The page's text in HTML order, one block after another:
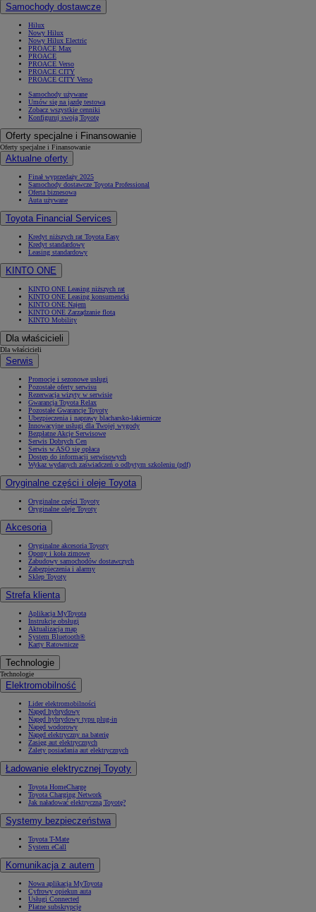
Samochody dostawcze
Hilux
Nowy Hilux
Nowy Hilux Electric
PROACE Max
PROACE
PROACE Verso
PROACE CITY
PROACE CITY Verso
Samochody używane
Umów się na jazdę testową
Zobacz wszystkie cenniki
Konfiguruj swoją Toyotę
Oferty specjalne i Finansowanie
Oferty specjalne i Finansowanie
Aktualne oferty
Finał wyprzedaży 2025
Samochody dostawcze Toyota Professional
Oferta biznesowa
Auta używane
Toyota Financial Services
Kredyt niższych rat Toyota Easy
Kredyt standardowy
Leasing standardowy
KINTO ONE
KINTO ONE Leasing niższych rat
KINTO ONE Leasing konsumencki
KINTO ONE Najem
KINTO ONE Zarządzanie flotą
KINTO Mobility
Dla właścicieli
Dla właścicieli
Serwis
Promocje i sezonowe usługi
Pozostałe oferty serwisu
Rezerwacja wizyty w serwisie
Gwarancja Toyota Relax
Pozostałe Gwarancje Toyoty
Ubezpieczenia i naprawy blacharsko-lakiernicze
Innowacyjne usługi dla Twojej wygody
Bezpłatne Akcje Serwisowe
Serwis Dobrych Cen
Serwis w ASO się opłaca
Dostęp do informacji serwisowych
Wykaz wydanych zaświadczeń o odbytym szkoleniu (pdf)
Oryginalne części i oleje Toyota
Oryginalne części Toyoty
Oryginalne oleje Toyoty
Akcesoria
Oryginalne akcesoria Toyoty
Opony i koła zimowe
Zabudowy samochodów dostawczych
Zabezpieczenia i alarmy
Sklep Toyoty
Strefa klienta
Aplikacja MyToyota
Instrukcje obsługi
Aktualizacja map
System Bluetooth®
Karty Ratownicze
Technologie
Technologie
Elektromobilność
Lider elektromobilności
Napęd hybrydowy
Napęd hybrydowy typu plug-in
Napęd wodorowy
Napęd elektryczny na baterię
Zasięg aut elektrycznych
Zalety posiadania aut elektrycznych
Ładowanie elektrycznej Toyoty
Toyota HomeCharge
Toyota Charging Network
Jak naładować elektryczną Toyotę?
Systemy bezpieczeństwa
Toyota T-Mate
System eCall
Komunikacja z autem
Nowa aplikacja MyToyota
Cyfrowy opiekun auta
Usługi Connected
Płatne subskrypcje